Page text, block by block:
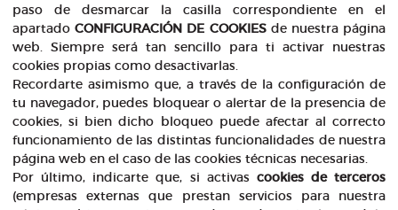
paso de desmarcar la casilla correspondiente en el
apartadoCONFIGURACIÓN DE COOKIES de nuestra página
web. Siempre será tan sencillo para ti activar nuestras
cookies propias como desactivarlas.
Recordarte asimismo que, a través de la configuración de
tu navegador, puedes bloquear o alertar de la presencia de
cookies, si bien dicho bloqueo puede afectar al correcto
funcionamiento de las distintas funcionalidades de nuestra
página web en el caso de las cookies técnicas necesarias.
Por último, indicarte que, si activas cookies de terceros
(empresas externas que prestan servicios para nuestra